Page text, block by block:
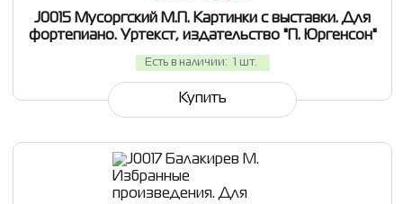
J0015 Мусоргский М.П. Картинки с выставки. Для
фортепиано. Уртекст, издательство "П. Юргенсон"
Есть в наличии: 1 шт.
Купить